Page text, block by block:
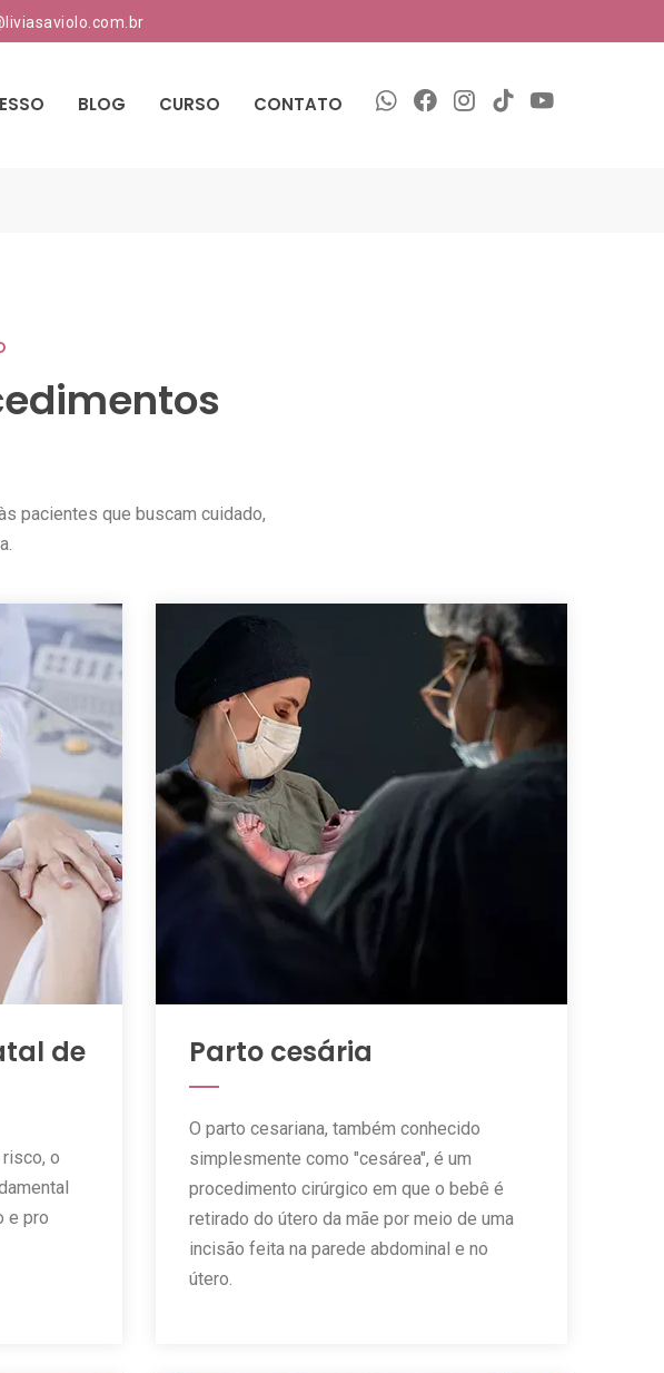
BLOG CURSO CONTATO
pacientes que buscam cuidado,
de
o
e pro
Parto cesária
O parto cesariana, também conhecido
simplesmente como "cesárea", é um
procedimento cirúrgico em que o bebê é
retirado do útero da mãe por meio de uma
incisão feita na parede abdominal e no
útero.